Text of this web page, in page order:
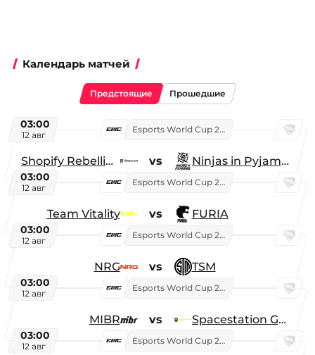
Календарь матчей
Предстоящие Прошедшие
03:00
12 авг
Esports World Cup 2026
Shopify Rebellion vs Ninjas in Pyjamas
03:00
12 авг
Esports World Cup 2026
Team Vitality vs FURIA
03:00
12 авг
Esports World Cup 2026
NRG vs TSM
03:00
12 авг
Esports World Cup 2026
MIBR vs Spacestation Gaming
03:00
12 авг
Esports World Cup 2026